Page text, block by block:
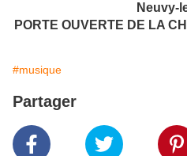
Neuvy-
PORTE OUVERTE DE LA
#musique
Partager